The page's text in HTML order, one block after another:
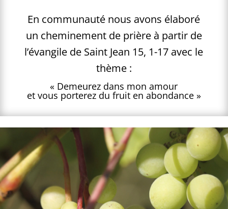
En communauté nous avons élaboré
un cheminement de prière à partir de
l’évangile de Saint Jean 15, 1-17 avec le
thème :
« Demeurez dans mon amour
et vous porterez du fruit en abondance »